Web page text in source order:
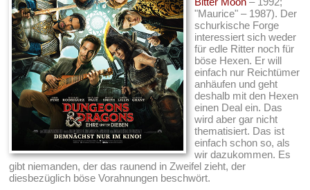
"Maurice" – 1987). Der
schurkische Forge
interessiert sich weder
für edle Ritter noch für
böse Hexen. Er will
einfach nur Reichtümer
anhäufen und geht
deshalb mit den Hexen
einen Deal ein. Das
wird aber gar nicht
thematisiert. Das ist
einfach schon so, als
wir dazukommen. Es
gibt niemanden, der das raunend in Zweifel zieht, der
diesbezüglich böse Vorahnungen beschwört.